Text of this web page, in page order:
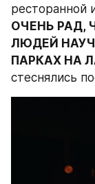
ресторанной
ОЧЕНЬ РАД,
ЛЮДЕЙ
ПАРКАХ НА
стеснялись